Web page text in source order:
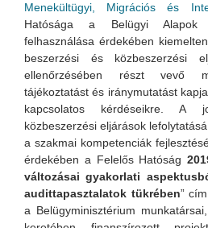
Menekültügyi, Migrációs és
Hatósága a Belügyi Alapok
felhasználása érdekében
beszerzési és közbeszerzési
ellenőrzésében részt vevő
tájékoztatást és iránymutatást
kapcsolatos kérdéseikre. A
közbeszerzési eljárások
a szakmai kompetenciák
érdekében a Felelős Hatóság
változásai gyakorlati
audittapasztalatok tükrében”
a Belügyminisztérium